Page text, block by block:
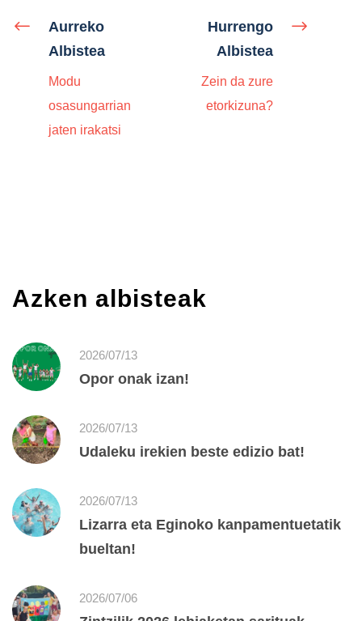
Aurreko
Albistea
Modu
osasungarrian
jaten irakatsi
Hurrengo
Albistea
Zein da zure
etorkizuna?
Azken albisteak
2026/07/13
Opor onak izan!
2026/07/13
Udaleku irekien beste edizio bat!
2026/07/13
Lizarra eta Eginoko kanpamentuetatik
bueltan!
2026/07/06